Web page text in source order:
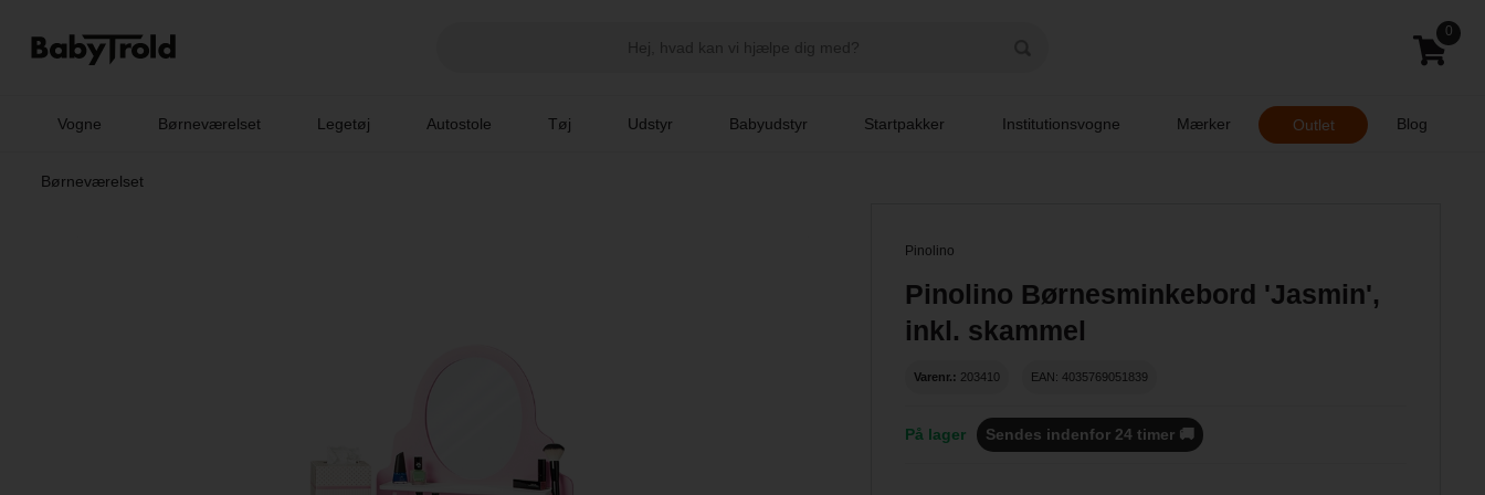
0
Vogne Børneværelset Legetøj Autostole Tøj Udstyr Babyudstyr Startpakker Institutionsvogne Mærker Outlet Blog
Børneværelset
Pinolino
Pinolino Børnesminkebord 'Jasmin',
inkl. skammel
Varenr.: 203410 EAN: 4035769051839
På lager Sendes indenfor 24 timer 🚚